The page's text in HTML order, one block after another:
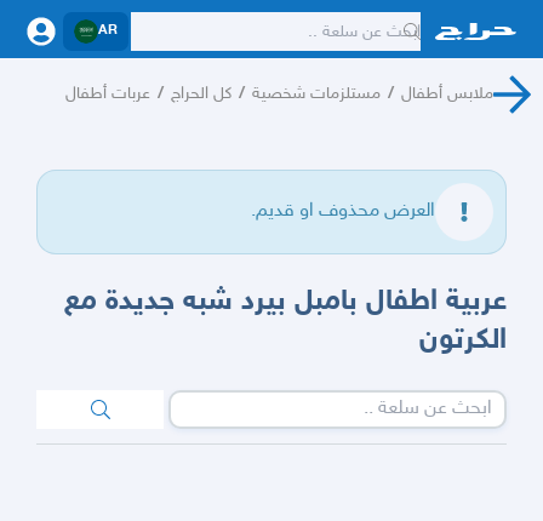
AR
ملابس أطفال / مستلزمات شخصية / كل الحراج / عربات أطفال
العرض محذوف او قديم.
عربية اطفال بامبل بيرد شبه جديدة مع
الكرتون